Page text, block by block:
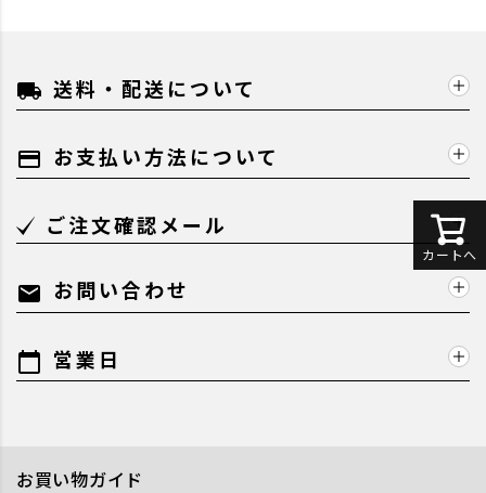
カートへ
local_shipping 送料・配送について
payment お支払い方法について
ご注文確認メール
mail お問い合わせ
calendar_today 営業日
お買い物ガイド